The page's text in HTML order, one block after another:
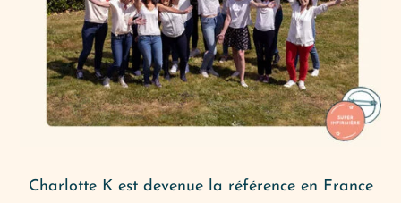
Charlotte K est devenue la référence en France